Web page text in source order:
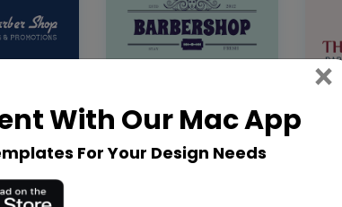
With Our Mac App
For Your Design Needs
×